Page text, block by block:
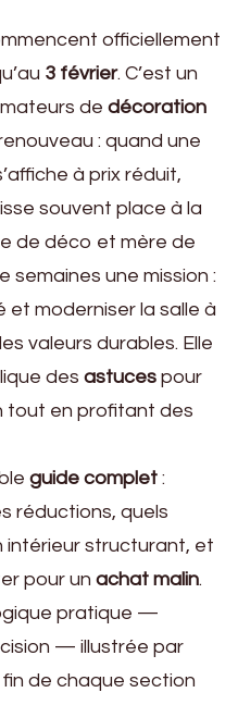
officiellement
3 février. C’est un
de décoration
: quand une
à prix réduit,
souvent place à la
de déco et mère de
semaines une mission :
et moderniser la salle à
valeurs durables. Elle
des astuces pour
tout en profitant des
guide complet :
réductions, quels
intérieur structurant, et
pour un achat malin.
pratique —
— illustrée par
fin de chaque section